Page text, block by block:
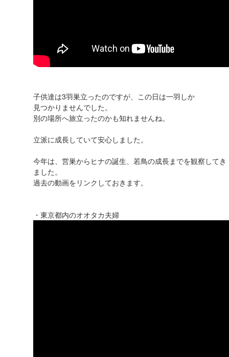
子供達は3羽巣立ったのですが、この日は一羽しか
見つかりませんでした。
別の場所へ旅立ったのかも知れませんね。
立派に成長していて安心しました。
今年は、営巣からヒナの誕生、若鳥の成長までを観察してき
ました。
過去の動画をリンクしておきます。
・東京都内のオオタカ夫婦